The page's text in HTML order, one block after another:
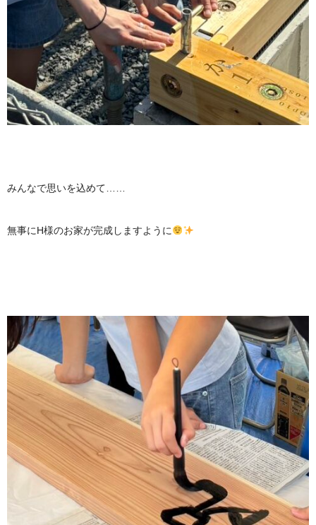
みんなで思いを込めて……
無事にH様のお家が完成しますように